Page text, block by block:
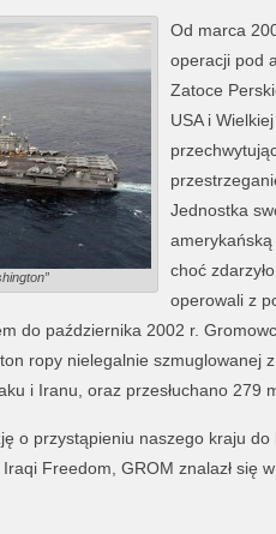
Od marca
operacji pod
Zatoce
USA i
Jednostka
amerykańską
choć
operowali z
do października 2002 r.
ropy nielegalnie szmuglowanej
i Iranu, oraz przesłuchano 279
o przystąpieniu naszego kraju
Freedom, GROM znalazł się